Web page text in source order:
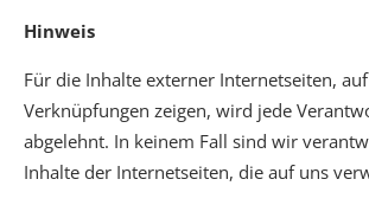
Hinweis
Für die Inhalte externer Internetseiten,
Verknüpfungen zeigen, wird jede
abgelehnt. In keinem Fall sind wir
Inhalte der Internetseiten, die auf uns